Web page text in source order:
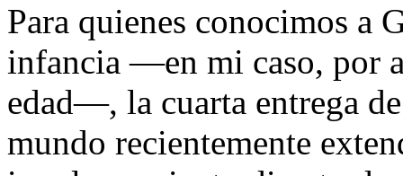
Para quienes conocimos a
infancia —en mi caso, por
edad—, la cuarta entrega
mundo recientemente